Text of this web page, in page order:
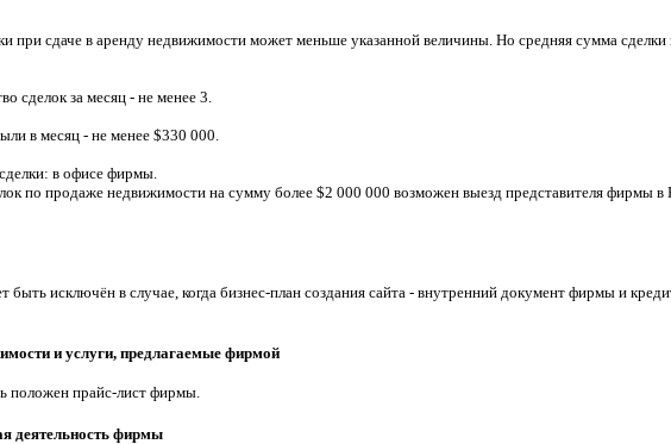
при сдаче в аренду недвижимости может меньше указанной величины. Но средняя сумма
сделок за месяц - не менее 3
в месяц - не менее$330 000.
в офисе фирмы.
по продаже недвижимости на сумму более$2 000 000 возможен выезд представителя фирмы в
быть исключён в случае, когда бизнес-план создания сайта - внутренний документ фирмы и
и услуги, предлагаемые фирмой
положен прайс-лист фирмы.
деятельность фирмы